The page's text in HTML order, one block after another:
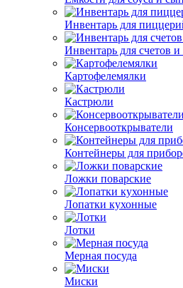
Инвентарь для
Инвентарь для счетов и
Картофелемялки
Кастрюли
Консервооткрыватели
Контейнеры для
Ложки поварские
Лопатки кухонные
Лотки
Мерная посуда
Миски